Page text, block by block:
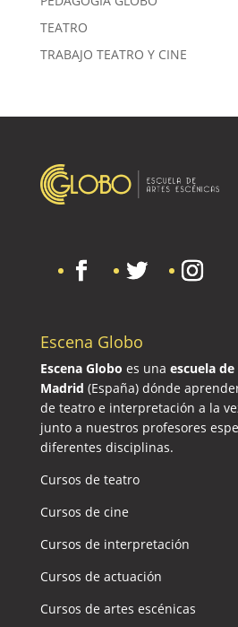
TEATRO
TRABAJO TEATRO Y CINE
Escena Globo
Escena Globo es una escuela
Madrid (España) dónde
de teatro e interpretación a la
junto a nuestros profesores
diferentes disciplinas.
Cursos de teatro
Cursos de cine
Cursos de interpretación
Cursos de actuación
Cursos de artes escénicas